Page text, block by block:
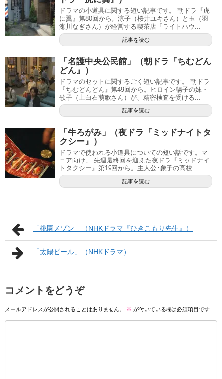
ドラマの小道具に関する短い記事です。 朝ドラ『虎
に翼』第80回から。涼子（桜井ユキさん）と玉（羽
瀬川なぎさん）が経営する喫茶店「ライトハウ...
記事を読む
「名護中央公民館」（朝ドラ『ちむどん
どん』）
ドラマのセットに関するごく短い記事です。 朝ドラ
『ちむどんどん』第49回から。ヒロイン暢子の妹・
歌子（上白石萌歌さん）が、精密検査を受ける...
記事を読む
「牛ろがみ」（夜ドラ『ミッドナイトタ
クシー』）
ドラマで使われる小道具についての短い話です。マ
ニア向け。 先週最終回を迎えた夜ドラ『ミッドナイ
トタクシー』第19回から。主人公･象子の高校...
記事を読む
「桃園メゾン」（NHKドラマ『ひきこもり先生』）
「太陽ビール」（NHKドラマ）
コメントをどうぞ
メールアドレスが公開されることはありません。 ※ が付いている欄は必須項目です